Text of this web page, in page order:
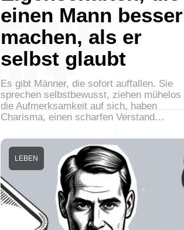
einen Mann besser
machen, als er
selbst glaubt
Es gibt Männer, die sofort auffallen. Sie
sprechen selbstbewusst, ziehen mühelos
die Aufmerksamkeit auf sich, haben
Charisma, einen scharfen Verstand…
LEBEN